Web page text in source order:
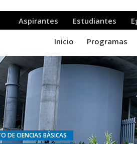
DE CIENCIAS BÁSICAS